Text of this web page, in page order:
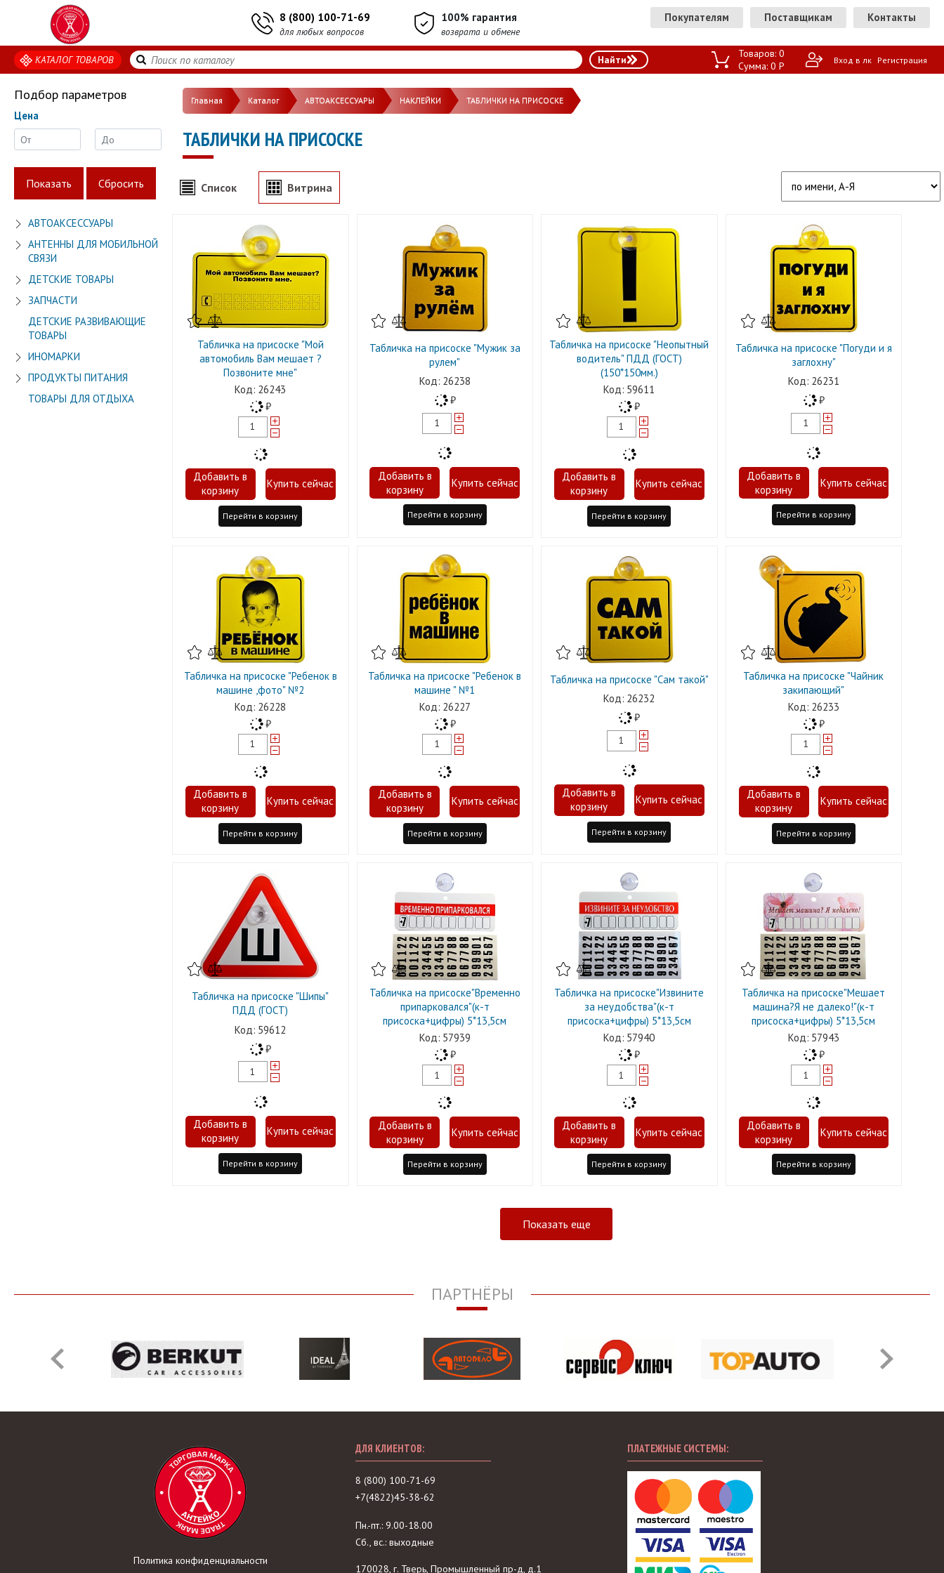
8 (800) 100-71-69
для любых вопросов
100% гарантия
возврата и обмене
Покупателям Поставщикам Контакты
КАТАЛОГ ТОВАРОВ Товаров: 0
Сумма: 0 P Вход в лк Регистрация
Подбор параметров
Цена
АВТОАКСЕССУАРЫ
АНТЕННЫ ДЛЯ МОБИЛЬНОЙ
СВЯЗИ
ДЕТСКИЕ ТОВАРЫ
ЗАПЧАСТИ
ДЕТСКИЕ РАЗВИВАЮЩИЕ
ТОВАРЫ
ИНОМАРКИ
ПРОДУКТЫ ПИТАНИЯ
ТОВАРЫ ДЛЯ ОТДЫХА
Главная Каталог АВТОАКСЕССУАРЫ НАКЛЕЙКИ ТАБЛИЧКИ НА ПРИСОСКЕ
ТАБЛИЧКИ НА ПРИСОСКЕ
Список Витрина
Табличка на присоске "Мой
автомобиль Вам мешает ?
Позвоните мне"
26243
Перейти в корзину
Табличка на присоске "Мужик за
рулем"
26238
Перейти в корзину
Табличка на присоске "Неопытный
водитель" ПДД (ГОСТ)
(150*150мм.)
59611
Перейти в корзину
Табличка на присоске "Погуди и я
заглохну"
26231
Перейти в корзину
Табличка на присоске "Ребенок в
машине ,фото" №2
26228
Перейти в корзину
Табличка на присоске "Ребенок в
машине " №1
26227
Перейти в корзину
Табличка на присоске "Сам такой"
26232
Перейти в корзину
Табличка на присоске "Чайник
закипающий"
26233
Перейти в корзину
Табличка на присоске "Шипы"
ПДД (ГОСТ)
59612
Перейти в корзину
Табличка на присоске"Временно
припарковался"(к-т
присоска+цифры) 5*13,5см
57939
Перейти в корзину
Табличка на присоске"Извините
за неудобства"(к-т
присоска+цифры) 5*13,5см
57940
Перейти в корзину
Табличка на присоске"Мешает
машина?Я не далеко!"(к-т
присоска+цифры) 5*13,5см
57943
Перейти в корзину
Показать еще
ПАРТНЁРЫ
Политика конфиденциальности
ДЛЯ КЛИЕНТОВ:
8 (800) 100-71-69
+7(4822)45-38-62
Пн.-пт.: 9.00-18.00
Сб., вс.: выходные
170028, г. Тверь, Промышленный пр-д, д.1
ПЛАТЕЖНЫЕ СИСТЕМЫ: